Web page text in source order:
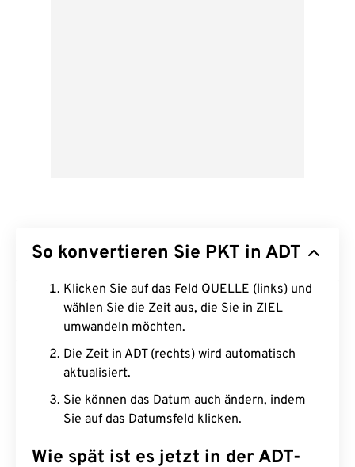
So konvertieren Sie PKT in ADT
Klicken Sie auf das Feld QUELLE (links) und
wählen Sie die Zeit aus, die Sie in ZIEL
umwandeln möchten.
Die Zeit in ADT (rechts) wird automatisch
aktualisiert.
Sie können das Datum auch ändern, indem
Sie auf das Datumsfeld klicken.
Wie spät ist es jetzt in der ADT-